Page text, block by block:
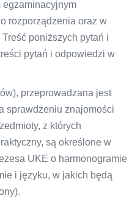
rozporządzenia oraz w
poniższych pytań i
pytań i odpowiedzi w
przeprowadzana jest
sprawdzeniu znajomości
z których
są określone w
UKE o harmonogramie
i języku, w jakich będą